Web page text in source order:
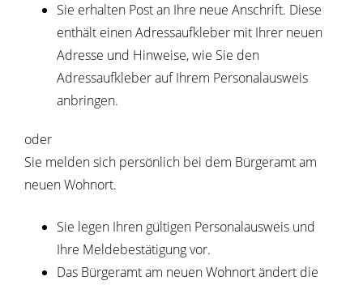
Sie erhalten Post an Ihre neue Anschrift. Diese
enthält einen Adressaufkleber mit Ihrer neuen
Adresse und Hinweise, wie Sie den
Adressaufkleber auf Ihrem Personalausweis
anbringen.
oder
Sie melden sich persönlich bei dem Bürgeramt am
neuen Wohnort.
Sie legen Ihren gültigen Personalausweis und
Ihre Meldebestätigung vor.
Das Bürgeramt am neuen Wohnort ändert die